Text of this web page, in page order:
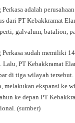
adalah
dari PT Kebakkramat
galvalum, batalion,
sudah memiliki
Lalu, PT Kebakkramat
di tiga wilayah
melakukan ekspansi ke
ke depan PT
(sumber)